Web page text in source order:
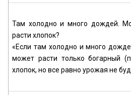
Там холодно и много дождей.
расти хлопок?
«Если там холодно и много
может расти только богарный
хлопок, но все равно урожая не